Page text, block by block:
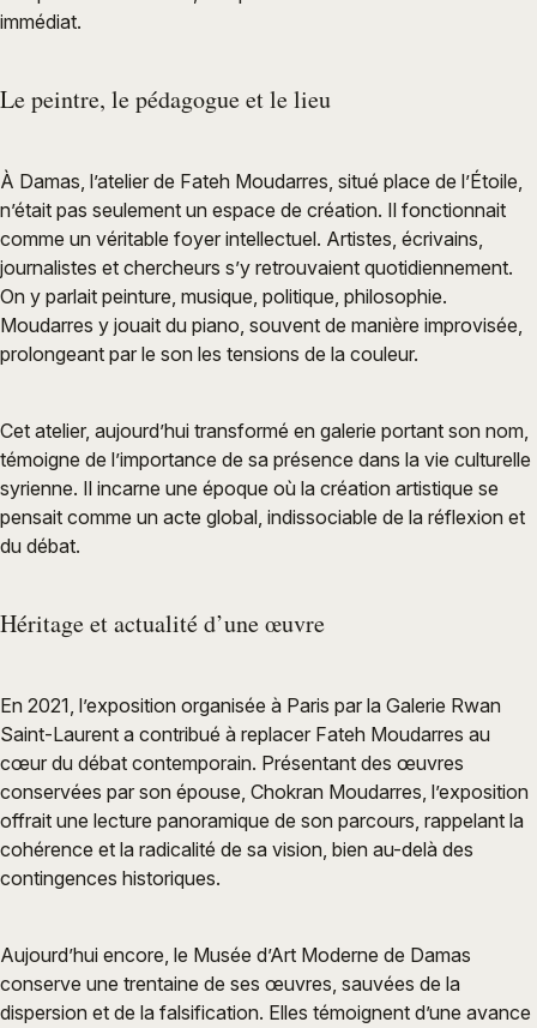
immédiat.
Le peintre, le pédagogue et le lieu
À Damas, l’atelier de Fateh Moudarres, situé place de l’Étoile,
n’était pas seulement un espace de création. Il fonctionnait
comme un véritable foyer intellectuel. Artistes, écrivains,
journalistes et chercheurs s’y retrouvaient quotidiennement.
On y parlait peinture, musique, politique, philosophie.
Moudarres y jouait du piano, souvent de manière improvisée,
prolongeant par le son les tensions de la couleur.
Cet atelier, aujourd’hui transformé en galerie portant son nom,
témoigne de l’importance de sa présence dans la vie culturelle
syrienne. Il incarne une époque où la création artistique se
pensait comme un acte global, indissociable de la réflexion et
du débat.
Héritage et actualité d’une œuvre
En 2021, l’exposition organisée à Paris par la Galerie Rwan
Saint-Laurent a contribué à replacer Fateh Moudarres au
cœur du débat contemporain. Présentant des œuvres
conservées par son épouse, Chokran Moudarres, l’exposition
offrait une lecture panoramique de son parcours, rappelant la
cohérence et la radicalité de sa vision, bien au-delà des
contingences historiques.
Aujourd’hui encore, le Musée d’Art Moderne de Damas
conserve une trentaine de ses œuvres, sauvées de la
dispersion et de la falsification. Elles témoignent d’une avance